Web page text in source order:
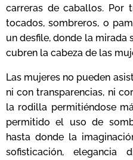
carreras de caballos. Por
tocados, sombreros, o
un desfile, donde la mirada
cubren la cabeza de las
Las mujeres no pueden
ni con transparencias, ni
la rodilla permitiéndose
permitido el uso de
hasta donde la
sofisticación, elegancia